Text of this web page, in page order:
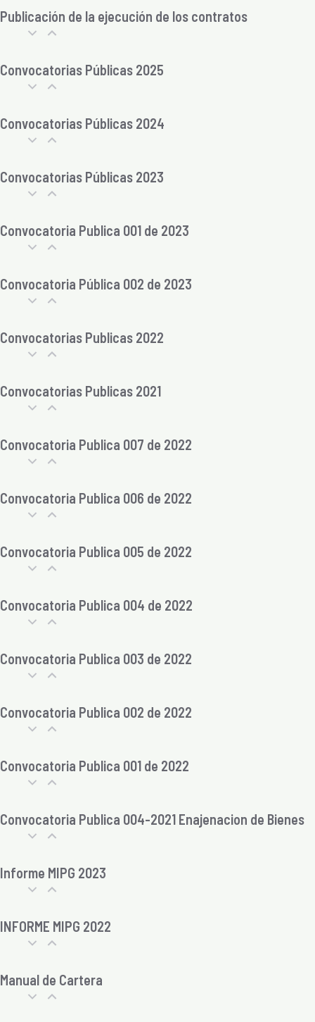
Publicación de la ejecución de los contratos
Convocatorias Públicas 2025
Convocatorias Públicas 2024
Convocatorias Públicas 2023
Convocatoria Publica 001 de 2023
Convocatoria Pública 002 de 2023
Convocatorias Publicas 2022
Convocatorias Publicas 2021
Convocatoria Publica 007 de 2022
Convocatoria Publica 006 de 2022
Convocatoria Publica 005 de 2022
Convocatoria Publica 004 de 2022
Convocatoria Publica 003 de 2022
Convocatoria Publica 002 de 2022
Convocatoria Publica 001 de 2022
Convocatoria Publica 004-2021 Enajenacion de Bienes
Informe MIPG 2023
INFORME MIPG 2022
Manual de Cartera